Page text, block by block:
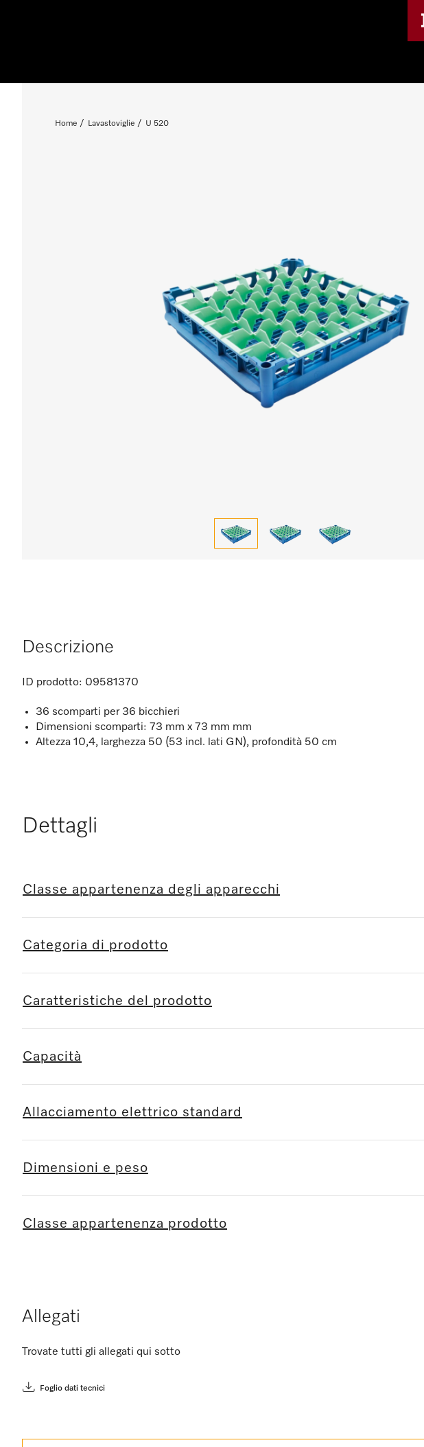
Home Lavastoviglie U 520
Descrizione
ID prodotto: 09581370
36 scomparti per 36 bicchieri
Dimensioni scomparti: 73 mm x 73 mm mm
Altezza 10,4, larghezza 50 (53 incl. lati GN), profondità 50 cm
Dettagli
Classe appartenenza degli apparecchi
Categoria di prodotto
Caratteristiche del prodotto
Capacità
Allacciamento elettrico standard
Dimensioni e peso
Classe appartenenza prodotto
Allegati
Trovate tutti gli allegati qui sotto
Foglio dati tecnici